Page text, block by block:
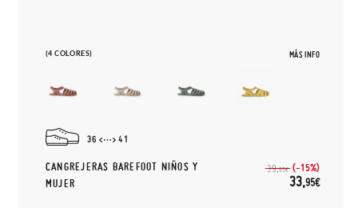
(4 COLORES) MÁS INFO
36 41
CANGREJERAS BAREFOOT NIÑOS Y
MUJER
39,95€ (-15%)
33,95€